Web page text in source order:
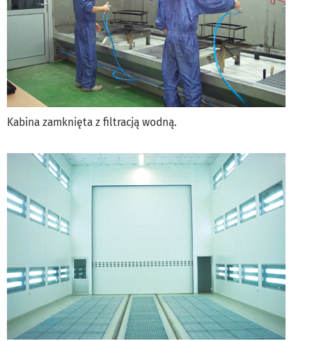
Kabina zamknięta z filtracją wodną.